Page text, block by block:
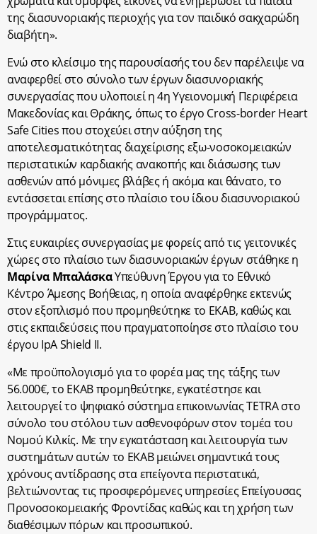
της διασυνοριακής περιοχής για τον παιδικό σακχαρώδη
διαβήτη».
Ενώ στο κλείσιμο της παρουσίασής του δεν παρέλειψε να
αναφερθεί στο σύνολο των έργων διασυνοριακής
συνεργασίας που υλοποιεί η 4ηΥγειονομική Περιφέρεια
Μακεδονίας και Θράκης, όπως το έργο Cross-border Heart
Safe Cities που στοχεύει στην αύξηση της
αποτελεσματικότητας διαχείρισης εξω-νοσοκομειακών
περιστατικών καρδιακής ανακοπής και διάσωσης των
ασθενών από μόνιμες βλάβες ή ακόμα και θάνατο, το
εντάσσεται επίσης στο πλαίσιο του ίδιου διασυνοριακού
προγράμματος.
Στις ευκαιρίες συνεργασίας με φορείς από τις γειτονικές
χώρες στο πλαίσιο των διασυνοριακών έργων στάθηκε η
Μαρίνα ΜπαλάσκαΥπεύθυνη Έργου για το Εθνικό
Κέντρο Άμεσης Βοήθειας, η οποία αναφέρθηκε εκτενώς
στον εξοπλισμό που προμηθεύτηκε το ΕΚΑΒ, καθώς και
στις εκπαιδεύσεις που πραγματοποίησε στο πλαίσιο του
έργου IpA Shield II.
«Με προϋπολογισμό για το φορέα μας της τάξης των
56.000€, το ΕΚΑΒ προμηθεύτηκε, εγκατέστησε και
λειτουργεί το ψηφιακό σύστημα επικοινωνίας TETRA στο
σύνολο του στόλου των ασθενοφόρων στον τομέα του
Νομού Κιλκίς. Με την εγκατάσταση και λειτουργία των
συστημάτων αυτών το ΕΚΑΒ μειώνει σημαντικά τους
χρόνους αντίδρασης στα επείγοντα περιστατικά,
βελτιώνοντας τις προσφερόμενες υπηρεσίες Επείγουσας
Προνοσοκομειακής Φροντίδας καθώς και τη χρήση των
διαθέσιμων πόρων και προσωπικού.